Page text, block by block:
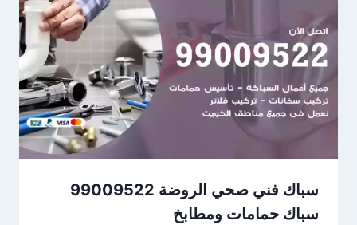
سباك فني صحي الروضة 99009522
سباك حمامات ومطابخ